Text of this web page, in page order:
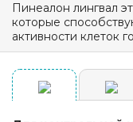
Пинеалон лингвал
которые
активности клеток